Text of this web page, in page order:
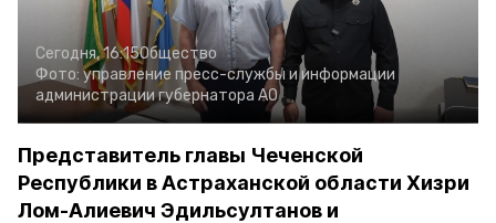
Сегодня, 16:15Общество
Фото: управление пресс-службы и информации
администрации губернатора АО
Представитель главы Чеченской
Республики в Астраханской области Хизри
Лом-Алиевич Эдильсултанов и